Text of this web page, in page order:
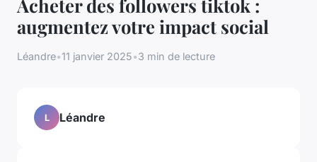
Acheter des followers tiktok :
augmentez votre impact social
Léandre•11 janvier 2025•3 min de lecture
L Léandre